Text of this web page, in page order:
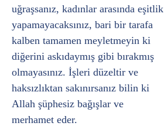
uğraşsanız, kadınlar arasında eşitlik
yapamayacaksınız, bari bir tarafa
kalben tamamen meyletmeyin ki
diğerini askıdaymış gibi bırakmış
olmayasınız. İşleri düzeltir ve
haksızlıktan sakınırsanız bilin ki
Allah şüphesiz bağışlar ve
merhamet eder.